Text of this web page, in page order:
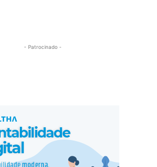
- Patrocinado -